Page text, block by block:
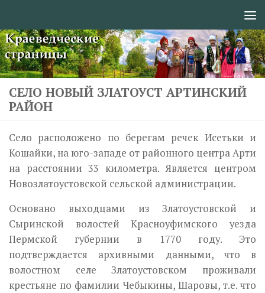
СЕЛО НОВЫЙ ЗЛАТОУСТ АРТИНСКИЙ
РАЙОН
Село расположено по берегам речек Исетьки и
Кошайки, на юго-запа­де от районного центра Арти
на расстоянии 33 километра. Является центром
Новозлатоустовской сельской администрации.
Основано выходцами из Златоустовской и
Сыринской волостей Красноуфимского уезда
Пермской губернии в 1770 году. Это
подтверждается архивными данными, что в
волостном селе Златоустовском проживали
крестьяне по фамилии Чебыкины, Шаровы, т.е. что